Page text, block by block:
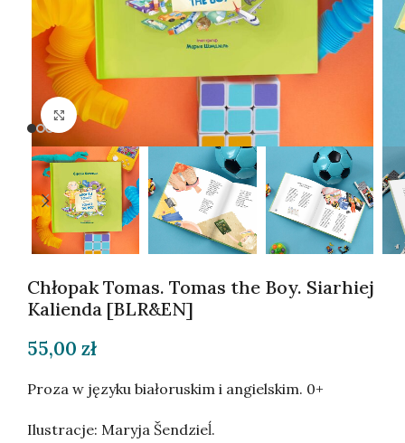
Kliknij, aby powiększyć
Chłopak Tomas. Tomas the Boy. Siarhiej
Kalienda [BLR&EN]
55,00 zł
Proza w języku białoruskim i angielskim. 0+
Ilustracje: Maryja Šendzieĺ.